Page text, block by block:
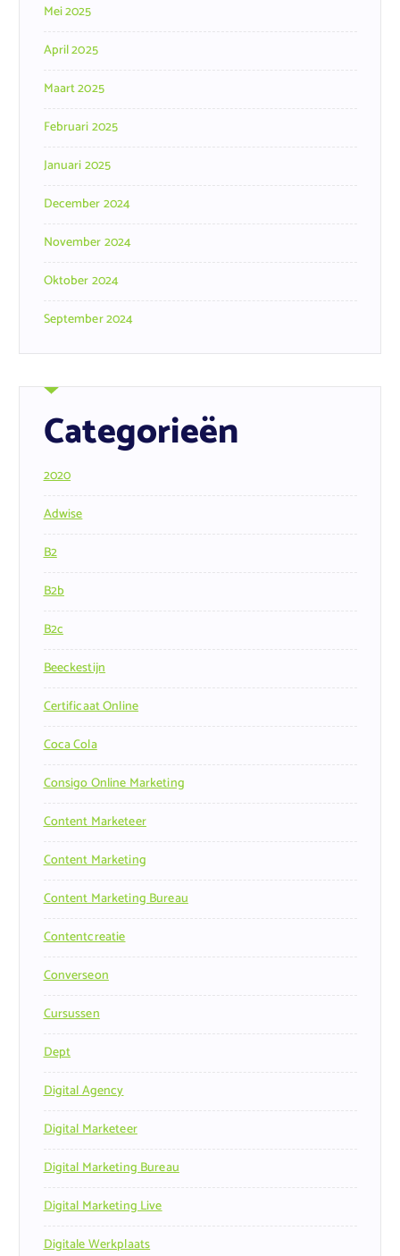
Mei 2025
April 2025
Maart 2025
Februari 2025
Januari 2025
December 2024
November 2024
Oktober 2024
September 2024
Categorieën
2020
Adwise
B2
B2b
B2c
Beeckestijn
Certificaat Online
Coca Cola
Consigo Online Marketing
Content Marketeer
Content Marketing
Content Marketing Bureau
Contentcreatie
Converseon
Cursussen
Dept
Digital Agency
Digital Marketeer
Digital Marketing Bureau
Digital Marketing Live
Digitale Werkplaats